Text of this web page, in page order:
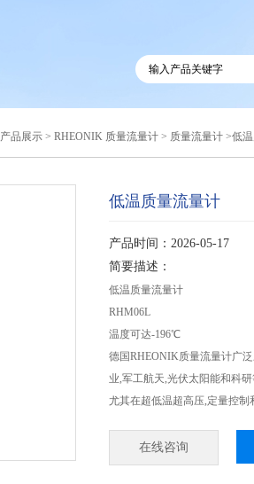
产品展示 > RHEONIK 质量流量计 > 质量流量计 >低
低温质量流量计
产品时间：2026-05-17
简要描述：
低温质量流量计
RHM06L
温度可达-196℃
德国RHEONIK质量流量计广
业,军工航天,光伏太阳能和科研
尤其在超低温超高压,定量控制
在线咨询